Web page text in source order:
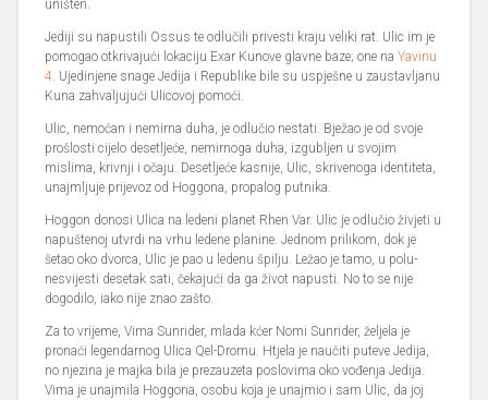
uništen.
Jediji su napustili Ossus te odlučili privesti kraju veliki rat. Ulic im je
pomogao otkrivajući lokaciju Exar Kunove glavne baze; one naYavinu
4. Ujedinjene snage Jedija i Republike bile su uspješne u zaustavljanu
Kuna zahvaljujući Ulicovoj pomoći.
Ulic, nemoćan i nemirna duha, je odlučio nestati. Bježao je od svoje
prošlosti cijelo desetljeće, nemirnoga duha, izgubljen u svojim
mislima, krivnji i očaju. Desetljeće kasnije, Ulic, skrivenoga identiteta,
unajmljuje prijevoz od Hoggona, propalog putnika.
Hoggon donosi Ulica na ledeni planet Rhen Var. Ulic je odlučio živjeti u
napuštenoj utvrdi na vrhu ledene planine. Jednom prilikom, dok je
šetao oko dvorca, Ulic je pao u ledenu špilju. Ležao je tamo, u polu-
nesvijesti desetak sati, čekajući da ga život napusti. No to se nije
dogodilo, iako nije znao zašto.
Za to vrijeme, Vima Sunrider, mlada kćer Nomi Sunrider, željela je
pronaći legendarnog Ulica Qel-Dromu. Htjela je naučiti puteve Jedija,
no njezina je majka bila je prezauzeta poslovima oko vođenja Jedija.
Vima je unajmila Hoggona, osobu koja je unajmio i sam Ulic, da joj